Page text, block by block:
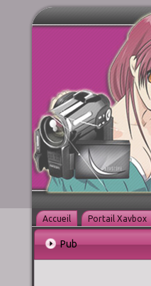
Accueil Portail Xavbox
Pub